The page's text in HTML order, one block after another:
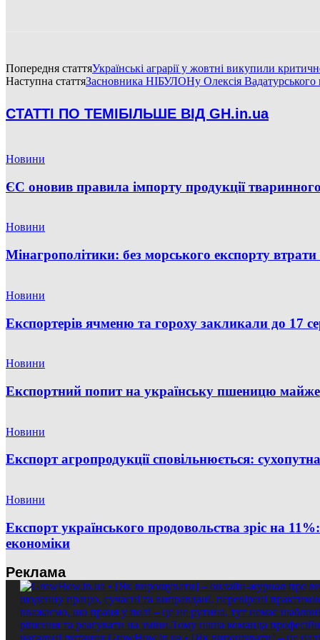
Попередня статтяУкраїнські аграрії у жовтні викупили
Наступна статтяЗасновника НІБУЛОНу Олексія
СТАТТІ ПО ТЕМІБІЛЬШЕ ВІД GH.in.ua
Новини
ЄС оновив правила імпорту продукції
Новини
Мінагрополітики: без морського експорту
Новини
Експортерів ячменю та гороху закликали до 17
Новини
Експортний попит на українську пшеницю
Новини
Експорт агропродукції сповільнюється:
Новини
Експорт українського продовольства зріс на
економіки
Реклама